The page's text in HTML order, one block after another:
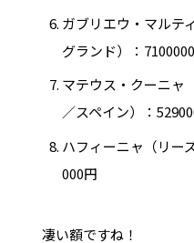
ガブリエウ・マルテ
グランド）：
マテウス・クーニャ
／スペイン）：
ハフィーニャ（リー
000円
凄い額ですね！